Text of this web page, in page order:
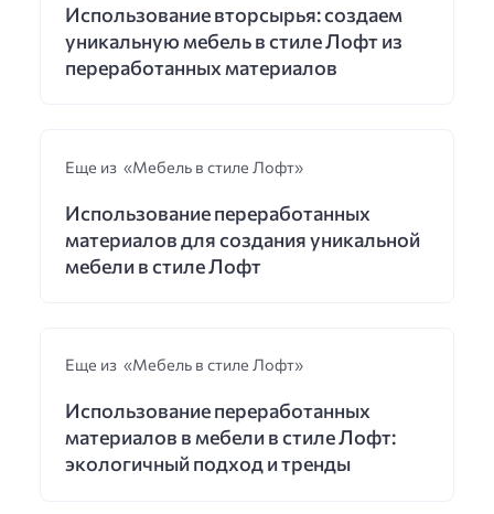
Использование вторсырья: создаем
уникальную мебель в стиле Лофт из
переработанных материалов
Еще из «Мебель в стиле Лофт»
Использование переработанных
материалов для создания уникальной
мебели в стиле Лофт
Еще из «Мебель в стиле Лофт»
Использование переработанных
материалов в мебели в стиле Лофт:
экологичный подход и тренды